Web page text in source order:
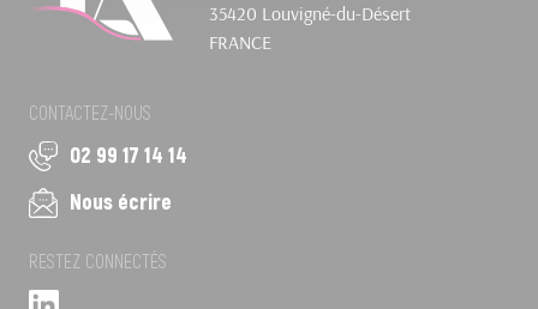
35420 Louvigné-du-Désert
FRANCE
CONTACTEZ-NOUS
02 99 17 14 14
Nous écrire
RESTEZ CONNECTÉS